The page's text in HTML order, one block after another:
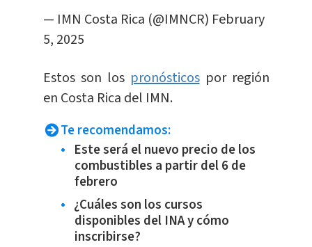
— IMN Costa Rica (@IMNCR) February
5, 2025
Estos son los pronósticos por región
en Costa Rica del IMN.
Te recomendamos:
Este será el nuevo precio de los
combustibles a partir del 6 de
febrero
¿Cuáles son los cursos
disponibles del INA y cómo
inscribirse?